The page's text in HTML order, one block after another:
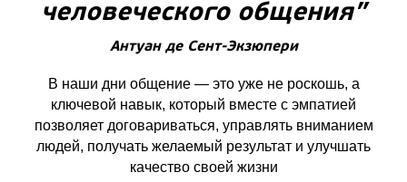
человеческого общения”
Антуан де Сент-Экзюпери
В наши дни общение — это уже не роскошь, а
ключевой навык, который вместе с эмпатией
позволяет договариваться, управлять вниманием
людей, получать желаемый результат и улучшать
качество своей жизни